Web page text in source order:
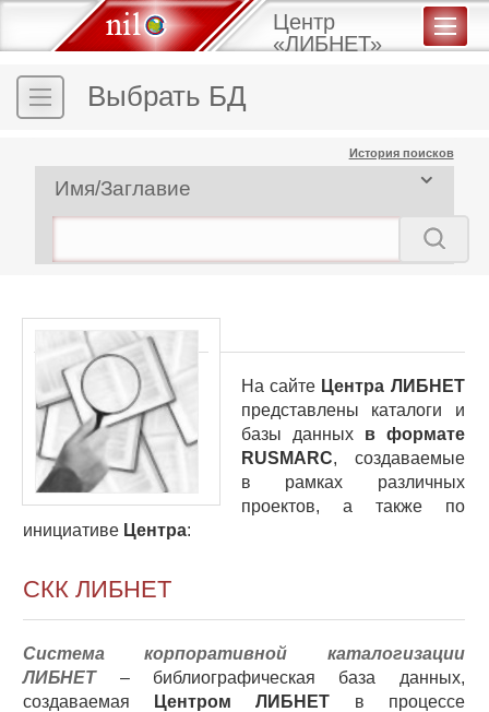
Центр
«ЛИБНЕТ»
Выбрать БД
История поисков
Имя/Заглавие
На сайте Центра ЛИБНЕТ
представлены каталоги и
базы данных в формате
RUSMARC, создаваемые
в рамках различных
проектов, а также по
инициативе Центра:
СКК ЛИБНЕТ
Система корпоративной каталогизации
ЛИБНЕТ– библиографическая база данных,
создаваемая
Центром ЛИБНЕТ в процессе